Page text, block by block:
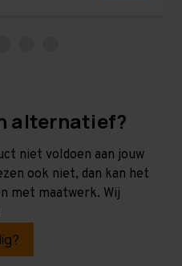
alternatief?
niet voldoen aan jouw
ook niet, dan kan het
met maatwerk. Wij